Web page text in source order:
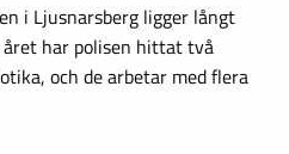
i Ljusnarsberg ligger långt
har polisen hittat två
och de arbetar med flera